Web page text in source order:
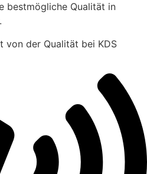
bestmögliche Qualität in
von der Qualität bei KDS